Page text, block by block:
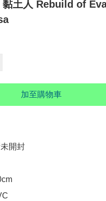
黏土人 Rebuild of
加至購物車
開封